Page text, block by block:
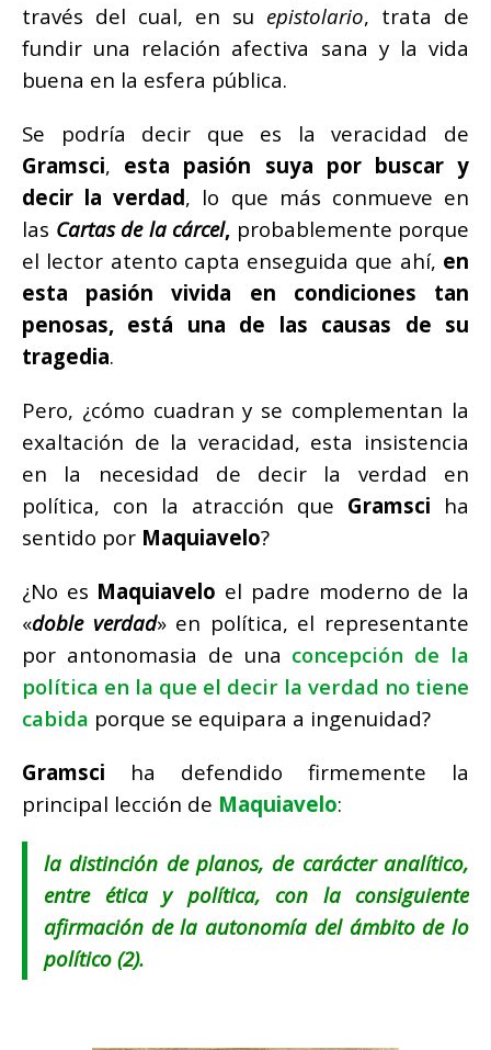
través del cual, en su epistolario, trata de
fundir una relación afectiva sana y la vida
buena en la esfera pública.
Se podría decir que es la veracidad de
Gramsci, esta pasión suya por buscar y
decir la verdad, lo que más conmueve en
las Cartas de la cárcel, probablemente porque
el lector atento capta enseguida que ahí, en
esta pasión vivida en condiciones tan
penosas, está una de las causas de su
tragedia.
Pero, ¿cómo cuadran y se complementan la
exaltación de la veracidad, esta insistencia
en la necesidad de decir la verdad en
política, con la atracción que Gramsci ha
sentido por Maquiavelo?
¿No es Maquiavelo el padre moderno de la
«doble verdad» en política, el representante
por antonomasia de una concepción de la
política en la que el decir la verdad no tiene
cabida porque se equipara a ingenuidad?
Gramsci ha defendido firmemente la
principal lección de Maquiavelo:
la distinción de planos, de carácter analítico,
entre ética y política, con la consiguiente
afirmación dela autonomía del ámbito de lo
político (2).